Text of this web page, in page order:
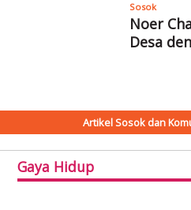
Sosok
Noer
Desa
Artikel Sosok dan
Gaya Hidup